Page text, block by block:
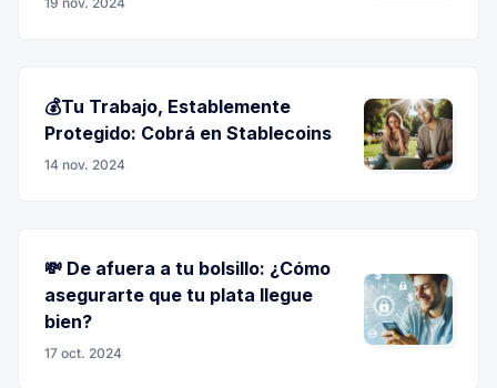
💰Tu Trabajo, Establemente
Protegido: Cobrá en Stablecoins
14 nov. 2024
💸 De afuera a tu bolsillo: ¿Cómo
asegurarte que tu plata llegue
bien?
17 oct. 2024